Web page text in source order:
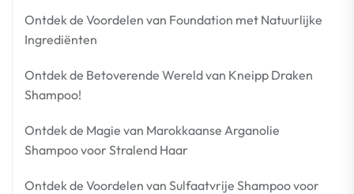
Ontdek de Voordelen van Foundation met Natuurlijke
Ingrediënten
Ontdek de Betoverende Wereld van Kneipp Draken
Shampoo!
Ontdek de Magie van Marokkaanse Arganolie
Shampoo voor Stralend Haar
Ontdek de Voordelen van Sulfaatvrije Shampoo voor